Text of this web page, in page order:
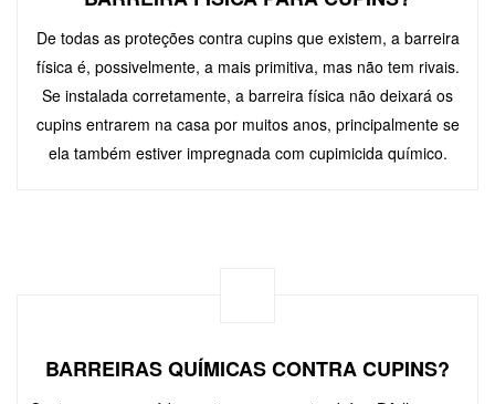
De todas as proteções contra cupins que existem, a barreira
física é, possivelmente, a mais primitiva, mas não tem rivais.
Se instalada corretamente, a barreira física não deixará os
cupins entrarem na casa por muitos anos, principalmente se
ela também estiver impregnada com cupimicida químico.
BARREIRAS QUÍMICAS CONTRA CUPINS?